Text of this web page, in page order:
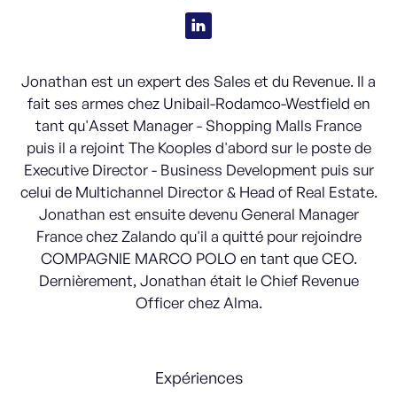
Jonathan est un expert des Sales et du Revenue. Il a
fait ses armes chez Unibail-Rodamco-Westfield en
tant qu'Asset Manager - Shopping Malls France
puis il a rejoint The Kooples d'abord sur le poste de
Executive Director - Business Development puis sur
celui de Multichannel Director & Head of Real Estate.
Jonathan est ensuite devenu General Manager
France chez Zalando qu'il a quitté pour rejoindre
COMPAGNIE MARCO POLO en tant que CEO.
Dernièrement, Jonathan était le Chief Revenue
Officer chez Alma.
Expériences